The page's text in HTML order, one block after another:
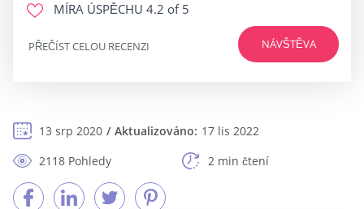
MÍRA ÚSPĚCHU 4.2 of 5
NÁVŠTĚVA
PŘEČÍST CELOU RECENZI
13 srp 2020 Aktualizováno: 17 lis 2022
2118 Pohledy
2 min čtení